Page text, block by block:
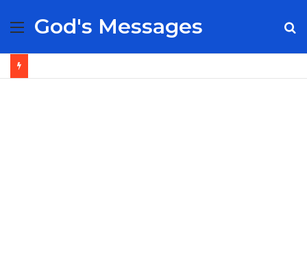
Menu
God's Messages